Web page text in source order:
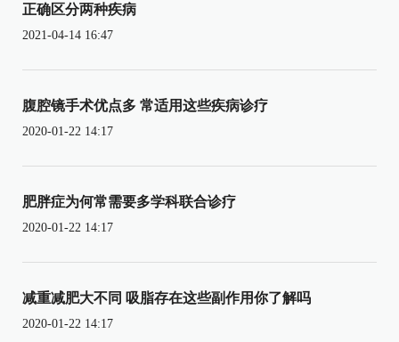
正确区分两种疾病
2021-04-14 16:47
腹腔镜手术优点多 常适用这些疾病诊疗
2020-01-22 14:17
肥胖症为何常需要多学科联合诊疗
2020-01-22 14:17
减重减肥大不同 吸脂存在这些副作用你了解吗
2020-01-22 14:17